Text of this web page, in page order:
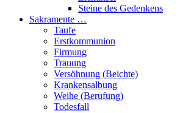
Steine des Gedenkens
Sakramente …
Taufe
Erstkommunion
Firmung
Trauung
Versöhnung (Beichte)
Krankensalbung
Weihe (Berufung)
Todesfall